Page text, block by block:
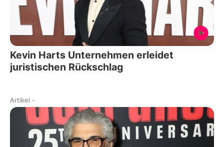
Kevin Harts Unternehmen erleidet
juristischen Rückschlag
Artikel -